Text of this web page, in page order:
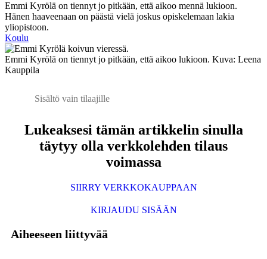
Emmi Kyrölä on tiennyt jo pitkään, että aikoo mennä lukioon.
Hänen haaveenaan on päästä vielä joskus opiskelemaan lakia
yliopistoon.
Koulu
Emmi Kyrölä on tiennyt jo pitkään, että aikoo lukioon. Kuva: Leena
Kauppila
Sisältö vain tilaajille
Lukeaksesi tämän artikkelin sinulla
täytyy olla verkkolehden tilaus
voimassa
SIIRRY VERKKOKAUPPAAN
KIRJAUDU SISÄÄN
Aiheeseen liittyvää